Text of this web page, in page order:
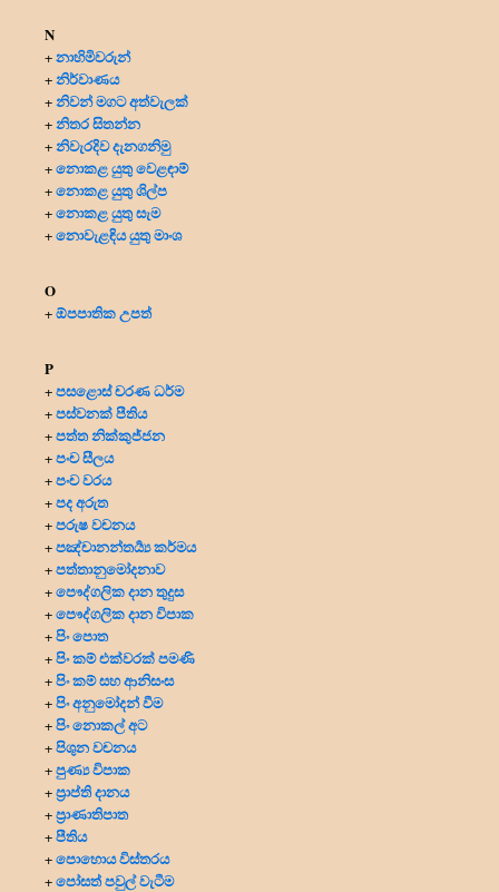
N
+නාහිමිවරුන්
+නිර්වාණය
+නිවන් මගට අත්වැලක්
+නිතර සිතන්න
+නිවැරදිව දැනගනිමු
+නොකළ යුතු වෙළඳාම්
+නොකළ යුතු ශිල්ප
+නොකළ යුතු සැම
+නොවැළඳිය යුතු මාංශ
O
+ඕපපාතික උපත්
P
+පසළොස් චරණ ධර්ම
+පස්වනක් පීතිය
+පත්ත නික්කුජ්ජන
+පංච සීලය
+පංච වරය
+පද අරුත
+පරුෂ වචනය
+පඤ්චානන්තර්‍ය්‍ය කර්මය
+පත්තානුමෝදනාව
+පෞද්ගලික දානතුදුස
+පෞද්ගලික දාන විපාක
+පිං පොත
+පිං කම් එක්වරක් පමණි
+පිං කම් සහ ආනිසංස
+පිං අනුමෝදන් වීම
+පිං නොකල් අට
+පිශුන වචනය
+පුණ්‍ය විපාක
+ප්‍රාප්ති දානය
+ප්‍රාණාතිපාත
+පීතිය
+පොහොය විස්තරය
+පෝසත් පවුල් වැටීම